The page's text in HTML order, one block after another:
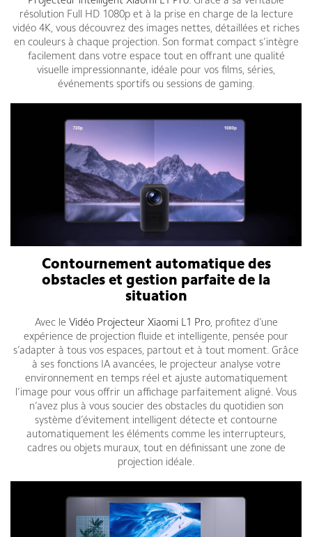
résolution Full HD 1080p et à la prise en charge de la lecture
vidéo 4K, vous découvrez des images nettes, détaillées et riches
en couleurs à chaque projection. Son format compact s’intègre
facilement dans votre espace tout en offrant une qualité
visuelle impressionnante, idéale pour vos films, séries,
événements sportifs ou sessions de gaming.
Contournement automatique des
obstacles et gestion parfaite de la
situation
Avec le Vidéo Projecteur Xiaomi L1 Pro, profitez d’une
expérience de projection fluide et intelligente, pensée pour
s’adapter à tous vos espaces, partout et à tout moment. Grâce
à ses fonctions IA avancées, le projecteur analyse votre
environnement en temps réel et ajuste automatiquement
l’image pour vous offrir un affichage parfaitement aligné. Vous
n’avez plus à vous soucier des obstacles du quotidien son
système d’évitement intelligent détecte et contourne
automatiquement les éléments comme les interrupteurs,
cadres ou objets muraux, tout en définissant une zone de
projection idéale.